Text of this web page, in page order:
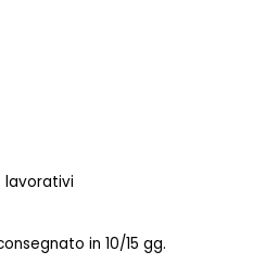
lavorativi
in 10/15 gg.